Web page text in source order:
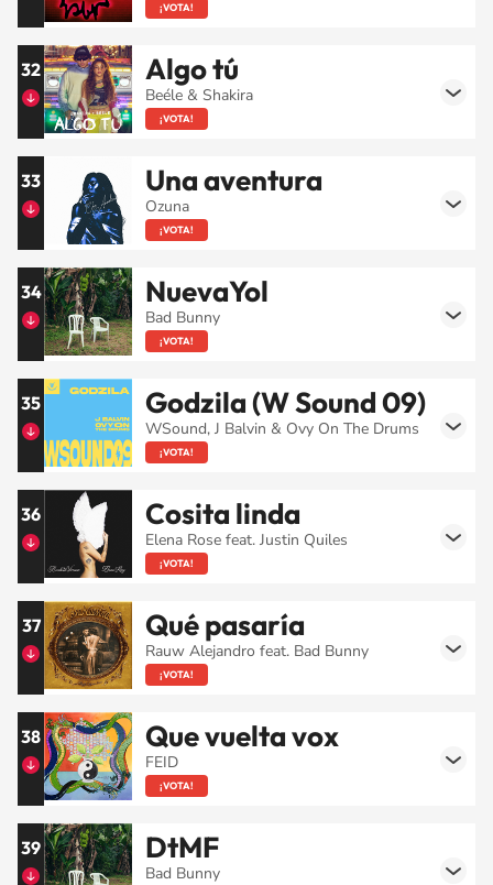
¡VOTA!
32 Algo tú
Beéle & Shakira
¡VOTA!
33 Una aventura
Ozuna
¡VOTA!
34 NuevaYol
Bad Bunny
¡VOTA!
35 Godzila (W Sound 09)
WSound, J Balvin & Ovy On The Drums
¡VOTA!
36 Cosita linda
Elena Rose feat. Justin Quiles
¡VOTA!
37 Qué pasaría
Rauw Alejandro feat. Bad Bunny
¡VOTA!
38 Que vuelta vox
FEID
¡VOTA!
39 DtMF
Bad Bunny